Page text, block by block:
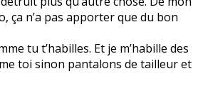
ça n’a pas apporter que du bon
tu t’habilles. Et je m’habille des
toi sinon pantalons de tailleur et